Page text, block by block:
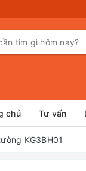
chủ Tư vấn
KG3BH01